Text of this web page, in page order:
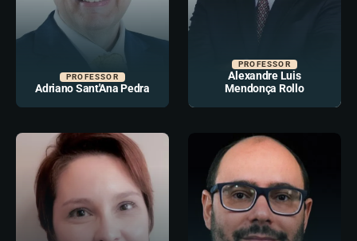
PROFESSOR
Adriano Sant'Ana Pedra
PROFESSOR
Alexandre Luis
Mendonça Rollo